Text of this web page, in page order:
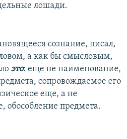
лошади.
сознание, писал,
а как бы смысловым,
это: еще не наименование,
сопровождаемое его
еще, а не
обособление предмета.